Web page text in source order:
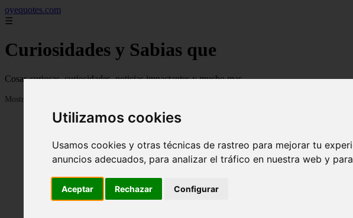
Utilizamos cookies
Usamos cookies y otras técnicas de rastreo para mejorar tu
anuncios adecuados, para analizar el tráfico en nuestra web y
Aceptar Rechazar Configurar
oyequotes.com
☰
Curiosidades y Sabias que
Cosas curiosas, curiosidades, noticias impactantes y mucho mas
Mostrando 1 - 24 de 2838 artículos